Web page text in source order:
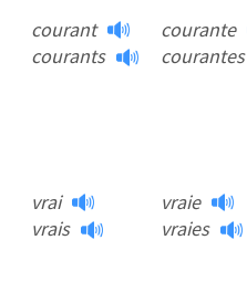
courant
courants
courante
courantes
vrai
vrais
vraie
vraies